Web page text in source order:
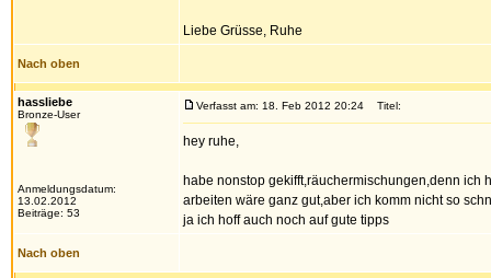
Liebe Grüsse, Ruhe
Nach oben
hassliebe
Bronze-User
Anmeldungsdatum:
13.02.2012
Beiträge: 53
Verfasst am: 18. Feb 2012 20:24 Titel:
hey ruhe,
habe nonstop gekifft,räuchermischungen,denn ich
arbeiten wäre ganz gut,aber ich komm nicht so
ja ich hoff auch noch auf gute tipps
Nach oben